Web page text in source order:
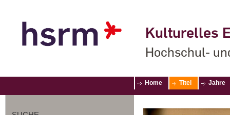
Kulturelles
Hochschul-
Home Titel Jahre